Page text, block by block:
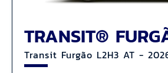
TRANSIT®
Transit Furgão L2H3 AT -